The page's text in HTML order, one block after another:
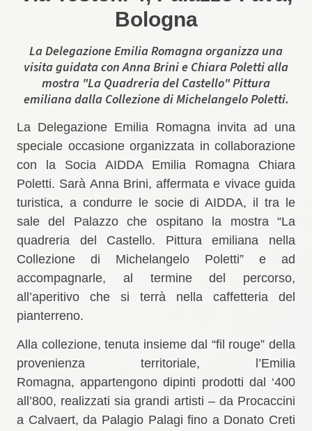
Bologna
La Delegazione Emilia Romagna organizza una
visita guidata con Anna Brini e Chiara Poletti alla
mostra "La Quadreria del Castello" Pittura
emiliana dalla Collezione di Michelangelo Poletti.
La Delegazione Emilia Romagna invita ad una
speciale occasione organizzata in collaborazione
con la Socia AIDDA Emilia Romagna Chiara
Poletti. Sarà Anna Brini, affermata e vivace guida
turistica, a condurre le socie di AIDDA, iltra le
sale del Palazzo che ospitano la mostra “La
quadreria del Castello. Pittura emiliana nella
Collezione di Michelangelo Poletti” e ad
accompagnarle, al termine del percorso,
all’aperitivo che si terrà nella caffetteria del
pianterreno.
Alla collezione, tenuta insieme dal “fil rouge” della
provenienza territoriale, l’Emilia
Romagna, appartengono dipinti prodotti dal ‘400
all’800, realizzati sia grandi artisti – da Procaccini
a Calvaert, da Palagio Palagi fino a Donato Creti